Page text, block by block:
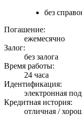
без
Погашение:
ежемесячно
Залог:
без залога
Время работы:
24 часа
Идентификация:
электронная
Кредитная история:
отличная /